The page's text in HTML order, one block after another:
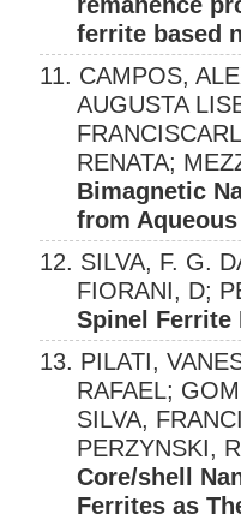
ferrite based
11. CAMPOS,
AUGUSTA
RENATA;
Bimagnetic
from
12. SILVA, F. G.
FIORANI, D;
Spinel Ferrite
13. PILATI,
RAFAEL;
SILVA,
PERZYNSKI,
Core/shell
Ferrites as